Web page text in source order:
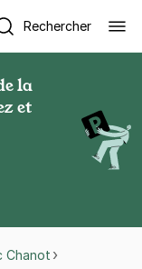
Rechercher
la
et
Chanot